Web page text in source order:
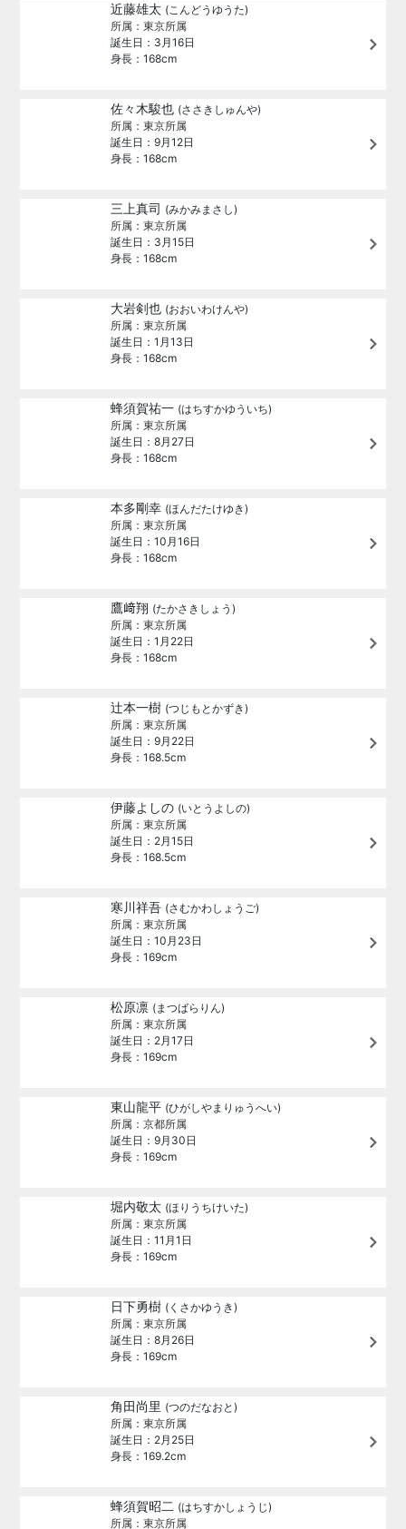
近藤雄太 (こんどうゆうた)
所属：東京所属
誕生日：3月16日
身長：168cm
佐々木駿也 (ささきしゅんや)
所属：東京所属
誕生日：9月12日
身長：168cm
三上真司 (みかみまさし)
所属：東京所属
誕生日：3月15日
身長：168cm
大岩剣也 (おおいわけんや)
所属：東京所属
誕生日：1月13日
身長：168cm
蜂須賀祐一 (はちすかゆういち)
所属：東京所属
誕生日：8月27日
身長：168cm
本多剛幸 (ほんだたけゆき)
所属：東京所属
誕生日：10月16日
身長：168cm
鷹﨑翔 (たかさきしょう)
所属：東京所属
誕生日：1月22日
身長：168cm
辻本一樹 (つじもとかずき)
所属：東京所属
誕生日：9月22日
身長：168.5cm
伊藤よしの (いとうよしの)
所属：東京所属
誕生日：2月15日
身長：168.5cm
寒川祥吾 (さむかわしょうご)
所属：東京所属
誕生日：10月23日
身長：169cm
松原凛 (まつばらりん)
所属：東京所属
誕生日：2月17日
身長：169cm
東山龍平 (ひがしやまりゅうへい)
所属：京都所属
誕生日：9月30日
身長：169cm
堀内敬太 (ほりうちけいた)
所属：東京所属
誕生日：11月1日
身長：169cm
日下勇樹 (くさかゆうき)
所属：東京所属
誕生日：8月26日
身長：169cm
角田尚里 (つのだなおと)
所属：東京所属
誕生日：2月25日
身長：169.2cm
蜂須賀昭二 (はちすかしょうじ)
所属：東京所属